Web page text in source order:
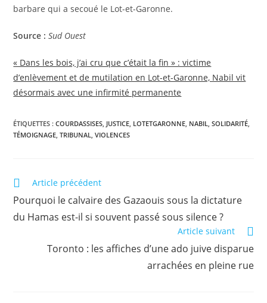
barbare qui a secoué le Lot-et-Garonne.
Source : Sud Ouest
« Dans les bois, j’ai cru que c’était la fin » : victime
d’enlèvement et de mutilation en Lot-et-Garonne, Nabil vit
désormais avec une infirmité permanente
ÉTIQUETTES :COURDASSISES, JUSTICE, LOTETGARONNE, NABIL, SOLIDARITÉ,
TÉMOIGNAGE, TRIBUNAL, VIOLENCES
Article précédent
Pourquoi le calvaire des Gazaouis sous la dictature
du Hamas est-il si souvent passé sous silence ?
Article suivant
Toronto : les affiches d’une ado juive disparue
arrachées en pleine rue